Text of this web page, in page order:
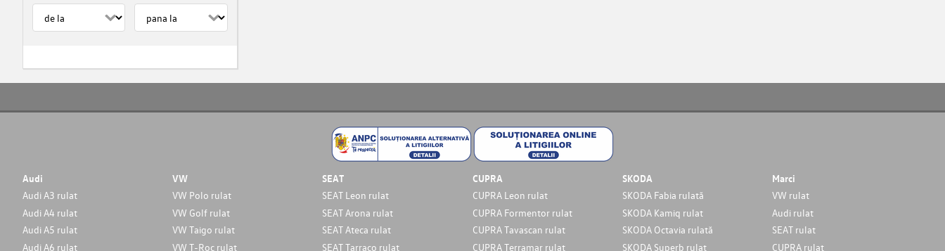
Audi
Audi A3 rulat
Audi A4 rulat
Audi A5 rulat
Audi A6 rulat
VW
VW Polo rulat
VW Golf rulat
VW Taigo rulat
VW T-Roc rulat
SEAT
SEAT Leon rulat
SEAT Arona rulat
SEAT Ateca rulat
SEAT Tarraco rulat
CUPRA
CUPRA Leon rulat
CUPRA Formentor rulat
CUPRA Tavascan rulat
CUPRA Terramar rulat
SKODA
SKODA Fabia rulată
SKODA Kamiq rulat
SKODA Octavia rulată
SKODA Superb rulat
Marci
VW rulat
Audi rulat
SEAT rulat
CUPRA rulat